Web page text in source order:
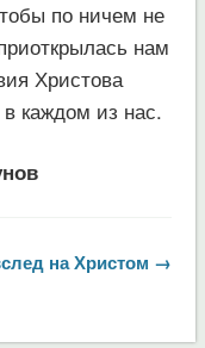
по ничем не
нам
Христова
каждом из нас.
на Христом →